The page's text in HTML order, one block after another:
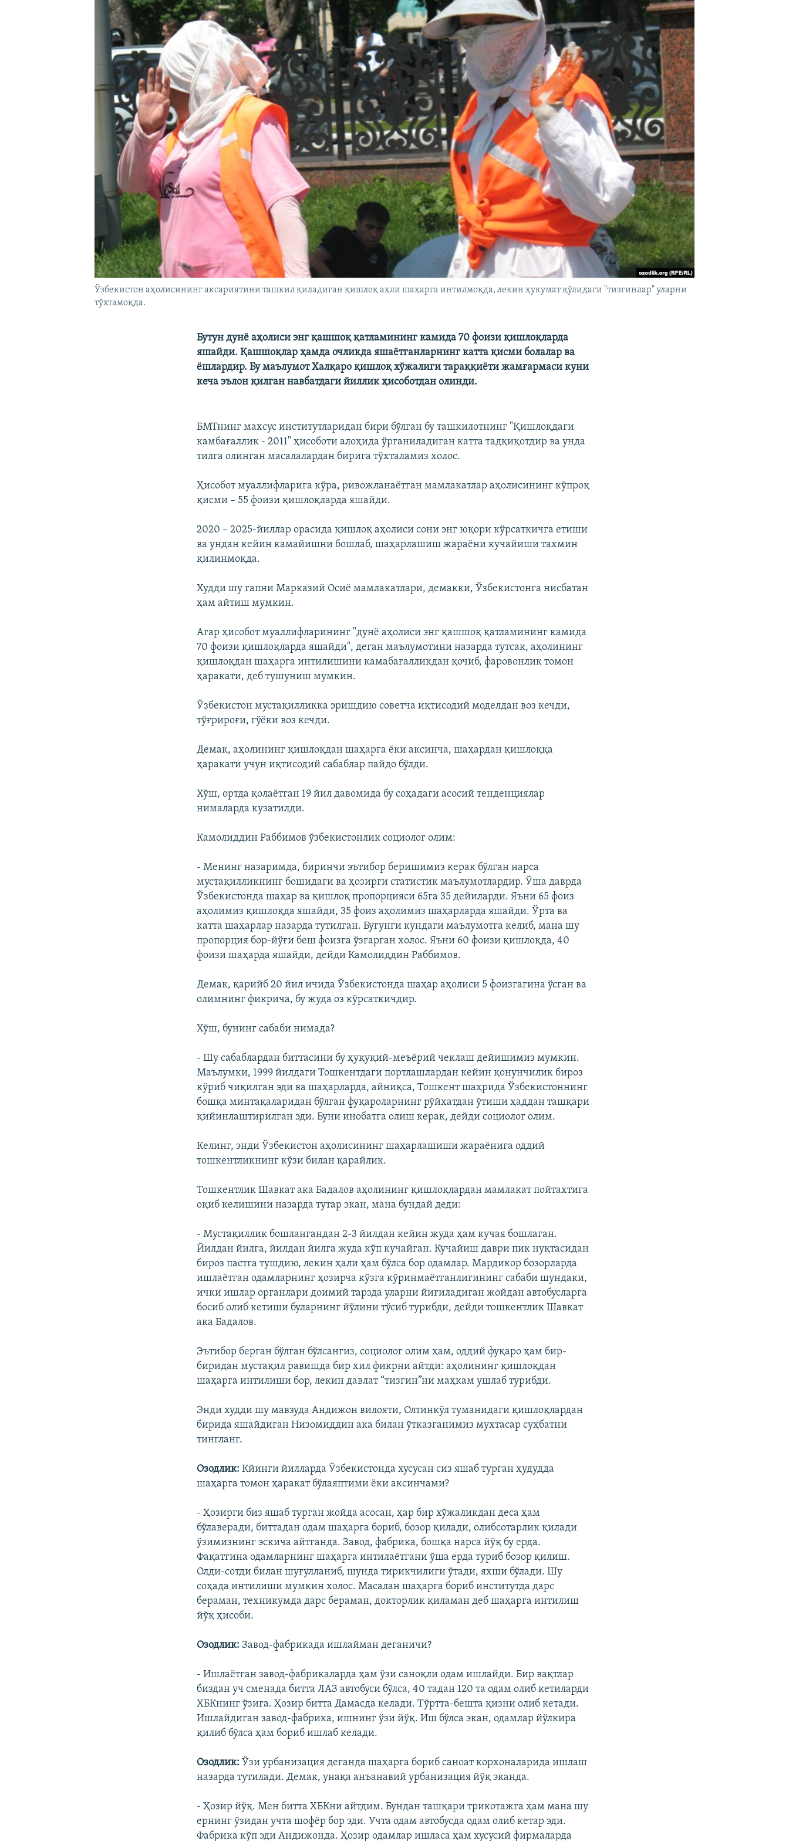
Ўзбекистон аҳолисининг аксариятини ташкил қиладиган қишлоқ аҳли шаҳарга интилмоқда, лекин ҳукумат қўлидаги "тизгинлар" уларни
тўхтамоқда.
Бутун дунё аҳолиси энг қашшоқ қатламининг камида 70 фоизи қишлоқларда
яшайди. Қашшоқлар ҳамда очликда яшаётганларнинг катта қисми болалар ва
ёшлардир. Бу маълумот Халқаро қишлоқ хўжалиги тараққиёти жамғармаси куни
кеча эълон қилган навбатдаги йиллик ҳисоботдан олинди.
БМТнинг махсус институтларидан бири бўлган бу ташкилотнинг "Қишлоқдаги
камбағаллик - 2011" ҳисоботи алоҳида ўрганиладиган катта тадқиқотдир ва унда
тилга олинган масалалардан бирига тўхталамиз холос.
Ҳисобот муаллифларига кўра, ривожланаётган мамлакатлар аҳолисининг кўпроқ
қисми – 55 фоизи қишлоқларда яшайди.
2020 – 2025-йиллар орасида қишлоқ аҳолиси сони энг юқори кўрсаткичга етиши
ва ундан кейин камайишни бошлаб, шаҳарлашиш жараёни кучайиши тахмин
қилинмоқда.
Худди шу гапни Марказий Осиё мамлакатлари, демакки, Ўзбекистонга нисбатан
ҳам айтиш мумкин.
Агар ҳисобот муаллифларининг "дунё аҳолиси энг қашшоқ қатламининг камида
70 фоизи қишлоқларда яшайди", деган маълумотини назарда тутсак, аҳолининг
қишлоқдан шаҳарга интилишини камабағалликдан қочиб, фаровонлик томон
ҳаракати, деб тушуниш мумкин.
Ўзбекистон мустақилликка эришдию советча иқтисодий моделдан воз кечди,
тўғрироғи, гўёки воз кечди.
Демак, аҳолининг қишлоқдан шаҳарга ёки аксинча, шаҳардан қишлоққа
ҳаракати учун иқтисодий сабаблар пайдо бўлди.
Хўш, ортда қолаётган 19 йил давомида бу соҳадаги асосий тенденциялар
нималарда кузатилди.
Камолиддин Раббимов ўзбекистонлик социолог олим:
- Менинг назаримда, биринчи эътибор беришимиз керак бўлган нарса
мустақилликнинг бошидаги ва ҳозирги статистик маълумотлардир. Ўша даврда
Ўзбекистонда шаҳар ва қишлоқ пропорцияси 65га 35 дейиларди. Яъни 65 фоиз
аҳолимиз қишлоқда яшайди, 35 фоиз аҳолимиз шаҳарларда яшайди. Ўрта ва
катта шаҳарлар назарда тутилган. Бугунги кундаги маълумотга келиб, мана шу
пропорция бор-йўғи беш фоизга ўзгарган холос. Яъни 60 фоизи қишлоқда, 40
фоизи шаҳарда яшайди, дейди Камолиддин Раббимов.
Демак, қарийб 20 йил ичида Ўзбекистонда шаҳар аҳолиси 5 фоизгагина ўсган ва
олимнинг фикрича, бу жуда оз кўрсаткичдир.
Хўш, бунинг сабаби нимада?
- Шу сабаблардан биттасини бу ҳуқуқий-меъëрий чеклаш дейишимиз мумкин.
Маълумки, 1999 йилдаги Тошкентдаги портлашлардан кейин қонунчилик бироз
кўриб чиқилган эди ва шаҳарларда, айниқса, Тошкент шаҳрида Ўзбекистоннинг
бошқа минтақаларидан бўлган фуқароларнинг рўйхатдан ўтиши ҳаддан ташқари
қийинлаштирилган эди. Буни инобатга олиш керак, дейди социолог олим.
Келинг, энди Ўзбекистон аҳолисининг шаҳарлашиши жараёнига оддий
тошкентликнинг кўзи билан қарайлик.
Тошкентлик Шавкат ака Бадалов аҳолининг қишлоқлардан мамлакат пойтахтига
оқиб келишини назарда тутар экан, мана бундай деди:
- Мустақиллик бошлангандан 2-3 йилдан кейин жуда ҳам кучая бошлаган.
Йилдан йилга, йилдан йилга жуда кўп кучайган. Кучайиш даври пик нуқтасидан
бироз пастга тушдию, лекин ҳали ҳам бўлса бор одамлар. Мардикор бозорларда
ишлаëтган одамларнинг ҳозирча кўзга кўринмаëтганлигининг сабаби шундаки,
ички ишлар органлари доимий тарзда уларни йиғиладиган жойдан автобусларга
босиб олиб кетиши буларнинг йўлини тўсиб турибди, дейди тошкентлик Шавкат
ака Бадалов.
Эътибор берган бўлган бўлсангиз, социолог олим ҳам, оддий фуқаро ҳам бир-
биридан мустақил равишда бир хил фикрни айтди: аҳолининг қишлоқдан
шаҳарга интилиши бор, лекин давлат “тизгин”ни маҳкам ушлаб турибди.
Энди худди шу мавзуда Андижон вилояти, Олтинкўл туманидаги қишлоқлардан
бирида яшайдиган Низомиддин ака билан ўтказганимиз мухтасар суҳбатни
тингланг.
Озодлик:Кйинги йилларда Ўзбекистонда хусусан сиз яшаб турган ҳудудда
шаҳарга томон ҳаракат бўлаяптими ëки аксинчами?
- Ҳозирги биз яшаб турган жойда асосан, ҳар бир хўжаликдан деса ҳам
бўлаверади, биттадан одам шаҳарга бориб, бозор қилади, олибсотарлик қилади
ўзимизнинг эскича айтганда. Завод, фабрика, бошқа нарса йўқ бу ерда.
Фақатгина одамларнинг шаҳарга интилаëтгани ўша ерда туриб бозор қилиш.
Олди-сотди билан шуғулланиб, шунда тирикчилиги ўтади, яхши бўлади. Шу
соҳада интилиши мумкин холос. Масалан шаҳарга бориб институтда дарс
бераман, техникумда дарс бераман, докторлик қиламан деб шаҳарга интилиш
йўқ ҳисоби.
Озодлик: Завод-фабрикада ишлайман деганичи?
- Ишлаëтган завод-фабрикаларда ҳам ўзи саноқли одам ишлайди. Бир вақтлар
биздан уч сменада битта ЛАЗ автобуси бўлса, 40 тадан 120 та одам олиб кетиларди
ХБКнинг ўзига. Ҳозир битта Дамасда келади. Тўртта-бешта қизни олиб кетади.
Ишлайдиган завод-фабрика, ишнинг ўзи йўқ. Иш бўлса экан, одамлар йўлкира
қилиб бўлса ҳам бориб ишлаб келади.
Озодлик: Ўзи урбанизация деганда шаҳарга бориб саноат корхоналарида ишлаш
назарда тутилади. Демак, унақа анъанавий урбанизация йўқ эканда.
- Ҳозир йўқ. Мен битта ХБКни айтдим. Бундан ташқари трикотажга ҳам мана шу
ернинг ўзидан учта шофëр бор эди. Учта одам автобусда одам олиб кетар эди.
Фабрика кўп эди Андижонда. Ҳозир одамлар ишласа ҳам хусусий фирмаларда